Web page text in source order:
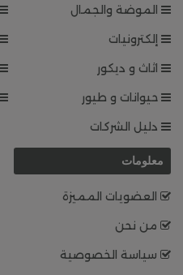
الموضة والجمال
إلكترونيات
اثاث و ديكور
حيوانات و طيور
دليل الشركات
معلومات
العضويات المميزة
من نحن
سياسة الخصوصية